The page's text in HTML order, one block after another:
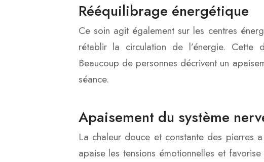
Rééquilibrage énergétique
Ce soin agit également sur les centres
rétablir la circulation de l’énergie. Cette
Beaucoup de personnes décrivent un
séance.
Apaisement du système
La chaleur douce et constante des pierres
apaise les tensions émotionnelles et